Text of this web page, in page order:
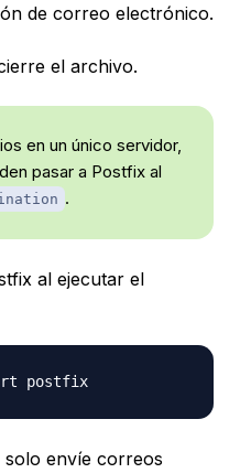
de correo electrónico.
el archivo.
en un único servidor,
pasar a Postfix al
.
al ejecutar el
envíe correos